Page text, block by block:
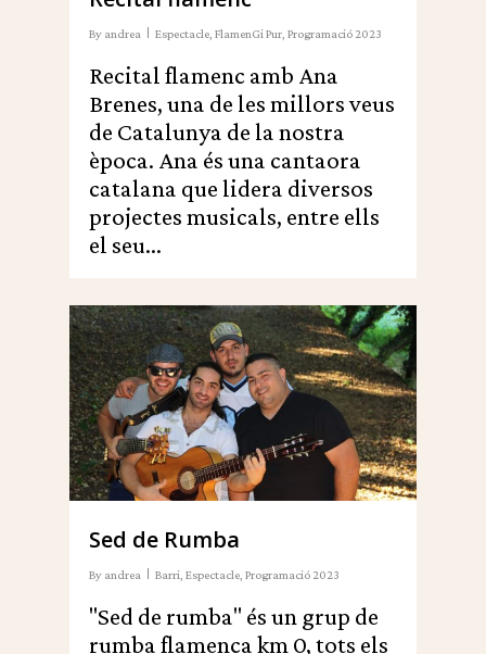
By andrea Espectacle, FlamenGi Pur, Programació 2023
Recital flamenc amb Ana
Brenes, una de les millors veus
de Catalunya de la nostra
època. Ana és una cantaora
catalana que lidera diversos
projectes musicals, entre ells
el seu...
Sed de Rumba
By andrea Barri, Espectacle, Programació 2023
"Sed de rumba" és un grup de
rumba flamenca km 0, tots els
0